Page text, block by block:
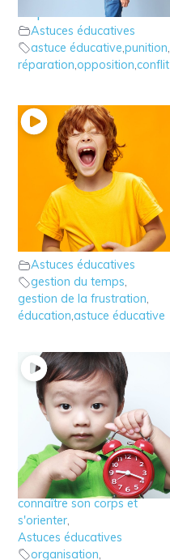
Astuces éducatives
astuce éducative,punition,
réparation,opposition,conflit
3 – Astuce éducative:
le time out pour gérer
les crises
Astuces éducatives
gestion du temps,
gestion de la frustration,
éducation,astuce éducative
1 – La perception du
temps avant 2 ans
connaître son corps et
s'orienter,
Astuces éducatives
organisation,